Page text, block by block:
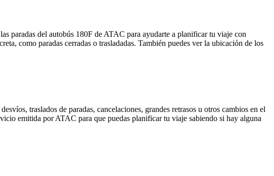
paradas del autobús 180F de ATAC para ayudarte a planificar tu viaje con
como paradas cerradas o trasladadas. También puedes ver la ubicación de los
traslados de paradas, cancelaciones, grandes retrasos u otros cambios en el
emitida por ATAC para que puedas planificar tu viaje sabiendo si hay alguna